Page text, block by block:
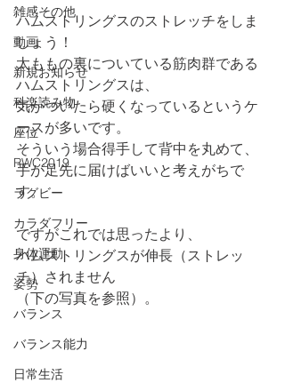
雑感その他
動画
新規お知らせ
科楽読み物
座位
RWC2019
ラグビー
カラダフリー
身体運動
姿勢
バランス
バランス能力
日常生活
ハムストリングスのストレッチをしま
しょう！
太ももの裏についている筋肉群である
ハムストリングスは、
気がついたら硬くなっているというケ
ースが多いです。
そういう場合得手して背中を丸めて、
手が足先に届けばいいと考えがちで
す。
ですがこれでは思ったより、
ハムストリングスが伸長（ストレッ
チ）されません
（下の写真を参照）。